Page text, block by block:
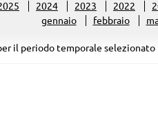
2024 2023 2022
gennaio
febbraio
il periodo temporale selezionato